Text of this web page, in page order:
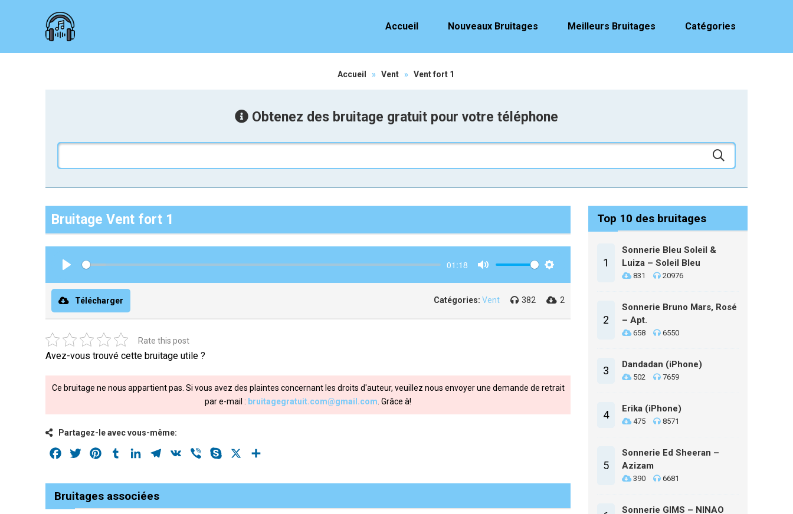
Accueil Nouveaux Bruitages Meilleurs Bruitages Catégories
Accueil » Vent » Vent fort 1
Obtenez des bruitage gratuit pour votre téléphone
Bruitage Vent fort 1
01:18
Télécharger Catégories: Vent 382 2
Rate this post
Avez-vous trouvé cette bruitage utile ?
Ce bruitage ne nous appartient pas. Si vous avez des plaintes concernant les droits d'auteur, veuillez nous envoyer une demande de retrait
par e-mail : bruitagegratuit.com@gmail.com . Grâce à!
Partagez-le avec vous-même:
Facebook
Twitter PinterestTumblrLinkedInTelegram
VK Viber Skype
Bruitages associées
Top 10 des bruitages
1
Sonnerie Bleu Soleil &
Luiza – Soleil Bleu
831 20976
2
Sonnerie Bruno Mars, Rosé
– Apt.
658 6550
3 Dandadan (iPhone)
502 7659
4 Erika (iPhone)
475 8571
5
Sonnerie Ed Sheeran –
Azizam
390 6681
Sonnerie GIMS – NINAO